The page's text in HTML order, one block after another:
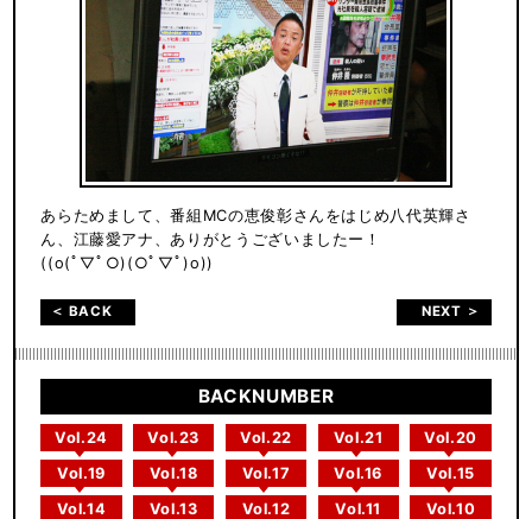
あらためまして、番組MCの恵俊彰さんをはじめ八代英輝さ
ん、江藤愛アナ、ありがとうございましたー！
((o(ﾟ▽ﾟ○)(○ﾟ▽ﾟ)o))
＜ BACK NEXT ＞
BACKNUMBER
Vol.24 Vol.23 Vol.22 Vol.21
Vol.20
Vol.19
Vol.18 Vol.17 Vol.16
Vol.15
Vol.14
Vol.13 Vol.12 Vol.11
Vol.10